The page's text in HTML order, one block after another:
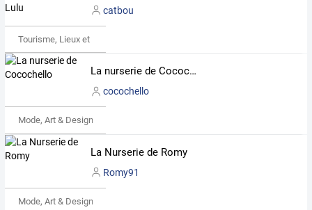
catbou
Tourisme, Lieux et Événements
La nurserie de Cocochello
cocochello
Mode, Art & Design
La Nurserie de Romy
Romy91
Mode, Art & Design